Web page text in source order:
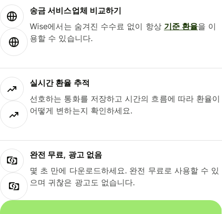
송금 서비스업체 비교하기
Wise에서는 숨겨진 수수료 없이 항상 기준 환율을 이
용할 수 있습니다.
실시간 환율 추적
선호하는 통화를 저장하고 시간의 흐름에 따라 환율이
어떻게 변하는지 확인하세요.
완전 무료, 광고 없음
몇 초 만에 다운로드하세요. 완전 무료로 사용할 수 있
으며 귀찮은 광고도 없습니다.